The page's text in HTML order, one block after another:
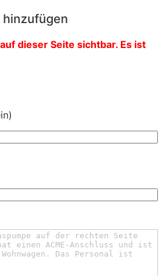
hinzufügen
dieser Seite sichtbar. Es ist